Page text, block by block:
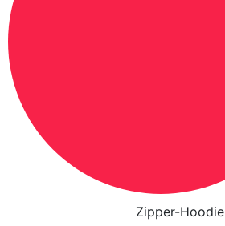
Zipper-Hoodie